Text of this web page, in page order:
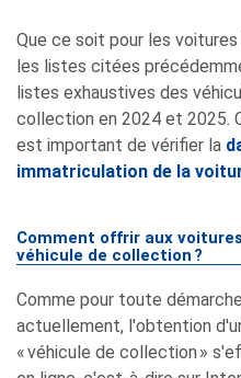
Que ce soit pour les
les listes citées
listes exhaustives des
collection en 2024 et 2025.
est important de vérifier la
immatriculation de la
Comment offrir aux
véhicule de collection ?
Comme pour toute
actuellement, l'obtention
« véhicule de collection »